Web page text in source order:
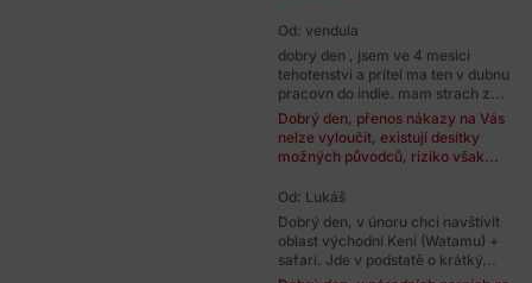
Od: vendula
dobry den , jsem ve 4 mesici
tehotenstvi a pritel ma ten v dubnu
pracovn do indie. mam strach z...
Dobrý den, přenos nákazy na Vás
nelze vyloučit, existují desítky
možných původců, riziko však...
Od: Lukáš
Dobrý den, v únoru chci navštívit
oblast východní Keni (Watamu) +
safari. Jde v podstatě o krátký...